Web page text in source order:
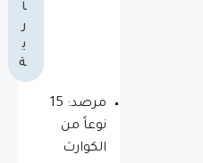
ا
ر
ي
ة
مرصد: 15
نوعاً من
الكوارث